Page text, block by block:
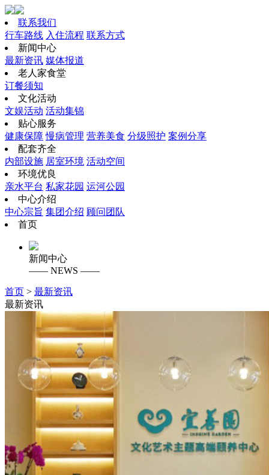
联系我们
行车路线 入住流程 联系方式
新闻中心
最新资讯 媒体报道
老人家食堂
订餐须知
文化活动
文娱活动 活动集锦
贴心服务
健康保障 慢病管理 营养美食 分级照护 案例分享
配套齐全
内部设施 居室环境 活动空间
环境优良
亲水平台 私家花园 运河公园
中心介绍
中心宗旨 集团介绍 顾问团队
首页
新闻中心
—— NEWS ——
首页 > 最新资讯
最新资讯